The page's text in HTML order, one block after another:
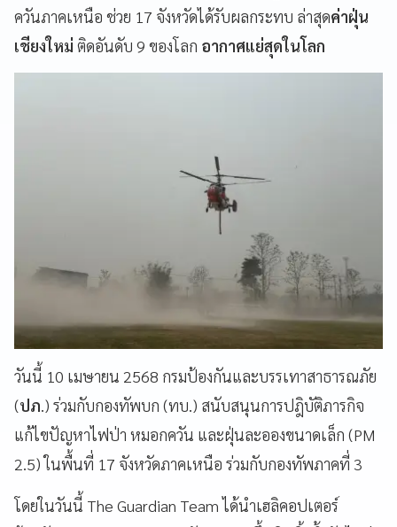
ควันภาคเหนือ ช่วย 17 จังหวัดได้รับผลกระทบ ล่าสุดค่าฝุ่น
เชียงใหม่ ติดอันดับ 9 ของโลก อากาศแย่สุดในโลก
วันนี้ 10 เมษายน 2568 กรมป้องกันและบรรเทาสาธารณภัย
(ปภ.) ร่วมกับกองทัพบก (ทบ.) สนับสนุนการปฎิบัติภารกิจ
แก้ไขปัญหาไฟป่า หมอกควัน และฝุ่นละอองขนาดเล็ก (PM
2.5) ในพื้นที่ 17 จังหวัดภาคเหนือ ร่วมกับกองทัพภาคที่ 3
โดยในวันนี้ The Guardian Team ได้นำเฮลิคอปเตอร์